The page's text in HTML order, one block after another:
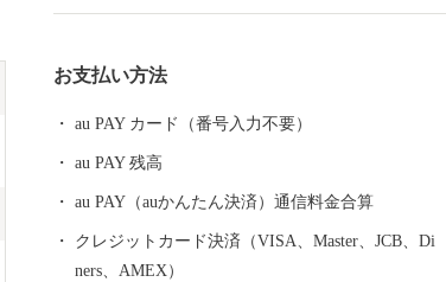
お支払い方法
au PAY カード（番号入力不要）
au PAY 残高
au PAY（auかんたん決済）通信料金合算
クレジットカード決済（VISA、Master、JCB、Di
ners、AMEX）